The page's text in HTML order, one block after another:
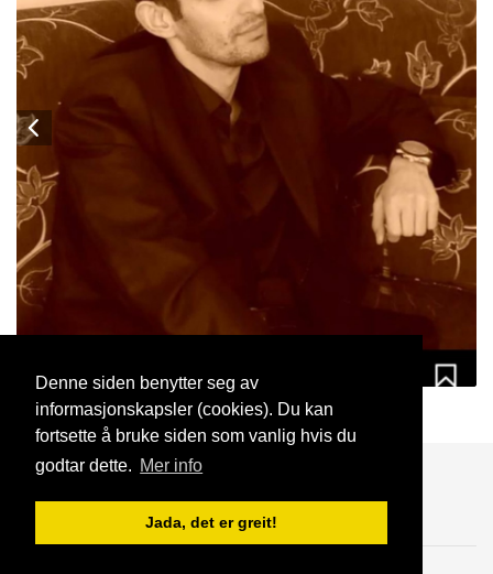
Denne siden benytter seg av
informasjonskapsler (cookies). Du kan
fortsette å bruke siden som vanlig hvis du
godtar dette. Mer info
Jada, det er greit!
Aziz 22 Aug, 2021
Blogg Support Kontakt oss